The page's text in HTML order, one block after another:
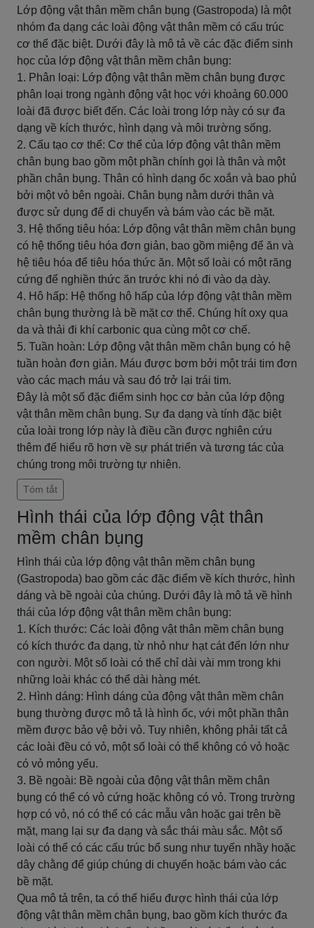
Lớp động vật thân mềm chân bụng (Gastropoda) là một
nhóm đa dạng các loài động vật thân mềm có cấu trúc
cơ thể đặc biệt. Dưới đây là mô tả về các đặc điểm sinh
học của lớp động vật thân mềm chân bụng:
1. Phân loại: Lớp động vật thân mềm chân bụng được
phân loại trong ngành động vật học với khoảng 60.000
loài đã được biết đến. Các loài trong lớp này có sự đa
dạng về kích thước, hình dạng và môi trường sống.
2. Cấu tạo cơ thể: Cơ thể của lớp động vật thân mềm
chân bụng bao gồm một phần chính gọi là thân và một
phần chân bụng. Thân có hình dạng ốc xoắn và bao phủ
bởi một vỏ bên ngoài. Chân bụng nằm dưới thân và
được sử dụng để di chuyển và bám vào các bề mặt.
3. Hệ thống tiêu hóa: Lớp động vật thân mềm chân bụng
có hệ thống tiêu hóa đơn giản, bao gồm miệng để ăn và
hệ tiêu hóa để tiêu hóa thức ăn. Một số loài có một răng
cứng để nghiền thức ăn trước khi nó đi vào dạ dày.
4. Hô hấp: Hệ thống hô hấp của lớp động vật thân mềm
chân bụng thường là bề mặt cơ thể. Chúng hít oxy qua
da và thải đi khí carbonic qua cùng một cơ chế.
5. Tuần hoàn: Lớp động vật thân mềm chân bụng có hệ
tuần hoàn đơn giản. Máu được bơm bởi một trái tim đơn
vào các mạch máu và sau đó trở lại trái tim.
Đây là một số đặc điểm sinh học cơ bản của lớp động
vật thân mềm chân bụng. Sự đa dạng và tính đặc biệt
của loài trong lớp này là điều cần được nghiên cứu
thêm để hiểu rõ hơn về sự phát triển và tương tác của
chúng trong môi trường tự nhiên.
Tóm tắt
Hình thái của lớp động vật thân
mềm chân bụng
Hình thái của lớp động vật thân mềm chân bụng
(Gastropoda) bao gồm các đặc điểm về kích thước, hình
dáng và bề ngoài của chúng. Dưới đây là mô tả về hình
thái của lớp động vật thân mềm chân bụng:
1. Kích thước: Các loài động vật thân mềm chân bụng
có kích thước đa dạng, từ nhỏ như hạt cát đến lớn như
con người. Một số loài có thể chỉ dài vài mm trong khi
những loài khác có thể dài hàng mét.
2. Hình dáng: Hình dáng của động vật thân mềm chân
bụng thường được mô tả là hình ốc, với một phần thân
mềm được bảo vệ bởi vỏ. Tuy nhiên, không phải tất cả
các loài đều có vỏ, một số loài có thể không có vỏ hoặc
có vỏ mỏng yếu.
3. Bề ngoài: Bề ngoài của động vật thân mềm chân
bụng có thể có vỏ cứng hoặc không có vỏ. Trong trường
hợp có vỏ, nó có thể có các mẫu vân hoặc gai trên bề
mặt, mang lại sự đa dạng và sắc thái màu sắc. Một số
loài có thể có các cấu trúc bổ sung như tuyến nhầy hoặc
dây chằng để giúp chúng di chuyển hoặc bám vào các
bề mặt.
Qua mô tả trên, ta có thể hiểu được hình thái của lớp
động vật thân mềm chân bụng, bao gồm kích thước đa